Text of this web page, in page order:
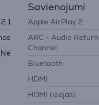
2.1
Nē
Savienojumi
Apple AirPlay 2
ARC - Audio Return
Channel
Bluetooth
HDMI
HDMI (ieejas)